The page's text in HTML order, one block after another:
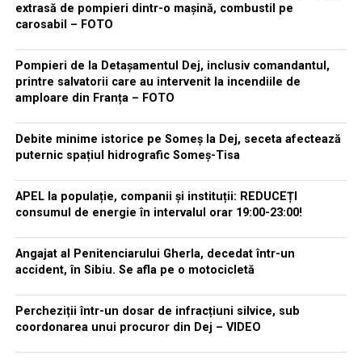
extrasă de pompieri dintr-o mașină, combustil pe
carosabil – FOTO
Pompieri de la Detașamentul Dej, inclusiv comandantul,
printre salvatorii care au intervenit la incendiile de
amploare din Franța – FOTO
Debite minime istorice pe Someș la Dej, seceta afectează
puternic spațiul hidrografic Someș-Tisa
APEL la populație, companii și instituții: REDUCEȚI
consumul de energie în intervalul orar 19:00-23:00!
Angajat al Penitenciarului Gherla, decedat într-un
accident, în Sibiu. Se afla pe o motocicletă
Percheziții într-un dosar de infracțiuni silvice, sub
coordonarea unui procuror din Dej – VIDEO